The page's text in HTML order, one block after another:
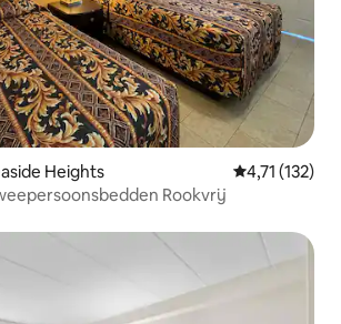
Heights Gemiddelde
4,71 (132)
Rookvrij